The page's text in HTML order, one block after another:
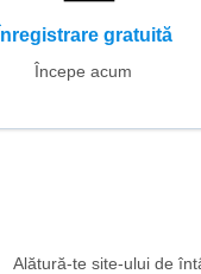
Înregistrare gratuită
Începe acum
Alătură-te site-ului de